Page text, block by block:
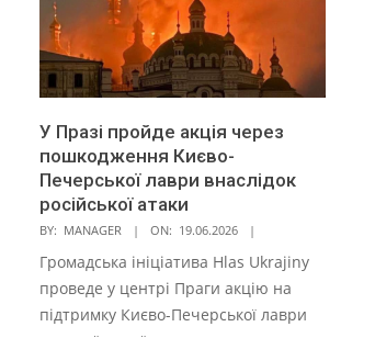
У Празі пройде акція через
пошкодження Києво-
Печерської лаври внаслідок
російської атаки
BY: MANAGER ON: 19.06.2026
Громадська ініціатива Hlas Ukrajiny
проведе у центрі Праги акцію на
підтримку Києво-Печерської лаври